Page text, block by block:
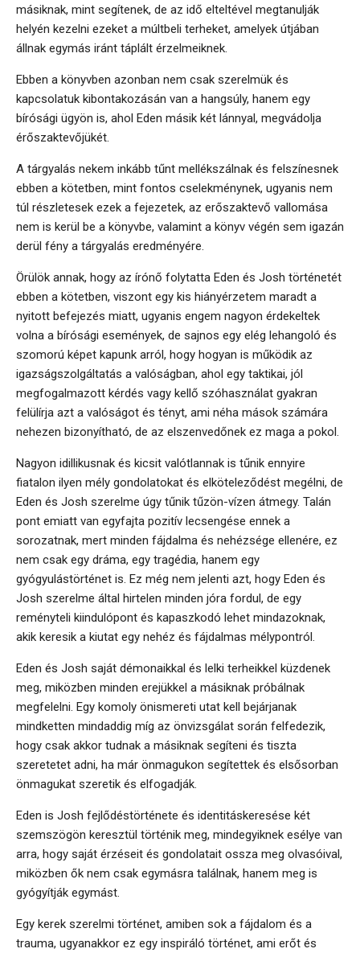
másiknak, mint segítenek, de az idő elteltével megtanulják
helyén kezelni ezeket a múltbeli terheket, amelyek útjában
állnak egymás iránt táplált érzelmeiknek.
Ebben a könyvben azonban nem csak szerelmük és
kapcsolatuk kibontakozásán van a hangsúly, hanem egy
bírósági ügyön is, ahol Eden másik két lánnyal, megvádolja
érőszaktevőjükét.
A tárgyalás nekem inkább tűnt mellékszálnak és felszínesnek
ebben a kötetben, mint fontos cselekménynek, ugyanis nem
túl részletesek ezek a fejezetek, az erőszaktevő vallomása
nem is kerül be a könyvbe, valamint a könyv végén sem igazán
derül fény a tárgyalás eredményére.
Örülök annak, hogy az írónő folytatta Eden és Josh történetét
ebben a kötetben, viszont egy kis hiányérzetem maradt a
nyitott befejezés miatt, ugyanis engem nagyon érdekeltek
volna a bírósági események, de sajnos egy elég lehangoló és
szomorú képet kapunk arról, hogy hogyan is működik az
igazságszolgáltatás a valóságban, ahol egy taktikai, jól
megfogalmazott kérdés vagy kellő szóhasználat gyakran
felülírja azt a valóságot és tényt, ami néha mások számára
nehezen bizonyítható, de az elszenvedőnek ez maga a pokol.
Nagyon idillikusnak és kicsit valótlannak is tűnik ennyire
fiatalon ilyen mély gondolatokat és elköteleződést megélni, de
Eden és Josh szerelme úgy tűnik tűzön-vízen átmegy. Talán
pont emiatt van egyfajta pozitív lecsengése ennek a
sorozatnak, mert minden fájdalma és nehézsége ellenére, ez
nem csak egy dráma, egy tragédia, hanem egy
gyógyulástörténet is. Ez még nem jelenti azt, hogy Eden és
Josh szerelme által hirtelen minden jóra fordul, de egy
reményteli kiindulópont és kapaszkodó lehet mindazoknak,
akik keresik a kiutat egy nehéz és fájdalmas mélypontról.
Eden és Josh saját démonaikkal és lelki terheikkel küzdenek
meg, miközben minden erejükkel a másiknak próbálnak
megfelelni. Egy komoly önismereti utat kell bejárjanak
mindketten mindaddig míg az önvizsgálat során felfedezik,
hogy csak akkor tudnak a másiknak segíteni és tiszta
szeretetet adni, ha már önmagukon segítettek és elsősorban
önmagukat szeretik és elfogadják.
Eden is Josh fejlődéstörténete és identitáskeresése két
szemszögön keresztül történik meg, mindegyiknek esélye van
arra, hogy saját érzéseit és gondolatait ossza meg olvasóival,
miközben ők nem csak egymásra találnak, hanem meg is
gyógyítják egymást.
Egy kerek szerelmi történet, amiben sok a fájdalom és a
trauma, ugyanakkor ez egy inspiráló történet, ami erőt és